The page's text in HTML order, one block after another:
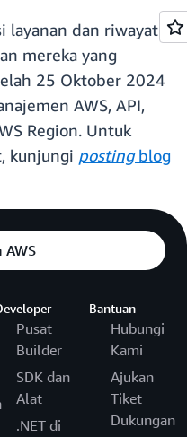
layanan dan riwayat
mereka yang
25 Oktober 2024
AWS, API,
Region. Untuk
kunjungi postingblog
AWS
Pusat
Builder
SDK dan
Alat
.NET di
Bantuan
Hubungi
Kami
Ajukan
Tiket
Dukungan